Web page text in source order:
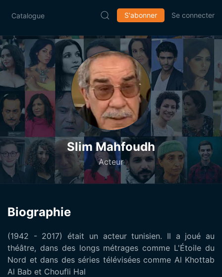
Catalogue S'abonner Se connecter
Slim Mahfoudh
Acteur
Biographie
(1942 - 2017) était un acteur tunisien. Il a joué au
théâtre, dans des longs métrages comme L'Étoile du
Nord et dans des séries télévisées comme Al Khottab
Al Bab et Choufli Hal